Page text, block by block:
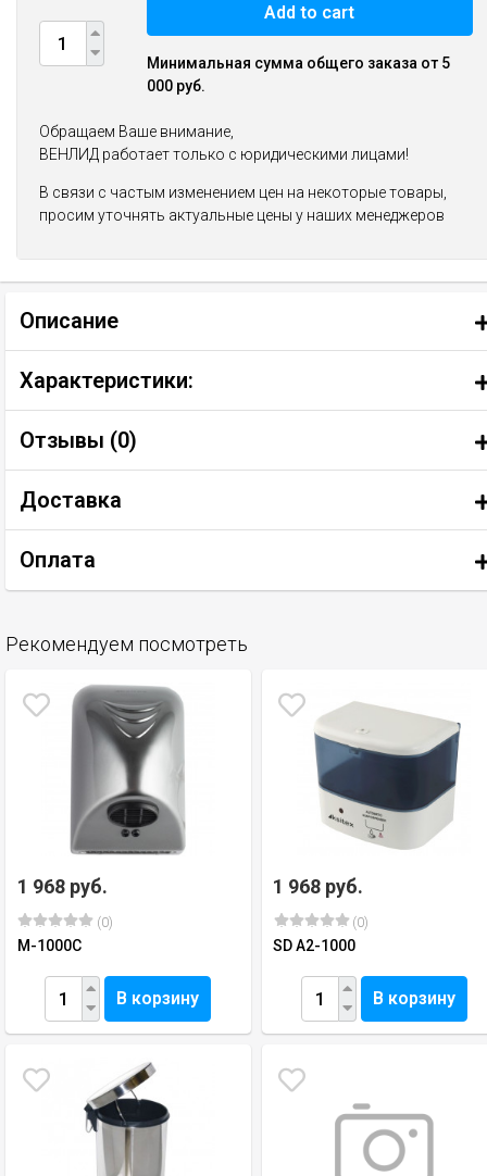
Add to cart
Минимальная сумма общего заказа от 5
000 руб.
Обращаем Ваше внимание,
ВЕНЛИД работает только с юридическими лицами!
В связи с частым изменением цен на некоторые товары,
просим уточнять актуальные цены у наших менеджеров
Описание
Характеристики:
Отзывы (0)
Доставка
Оплата
Рекомендуем посмотреть
1 968 руб.
(0)
M-1000C
В корзину
1 968 руб.
(0)
SD A2-1000
В корзину